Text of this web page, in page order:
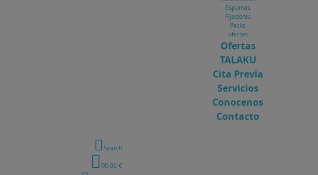
Espumas
Fijadores
Packs
ofertas
Ofertas
TALAKU
Cita Previa
Servicios
Conocenos
Contacto
Search
00,00 €